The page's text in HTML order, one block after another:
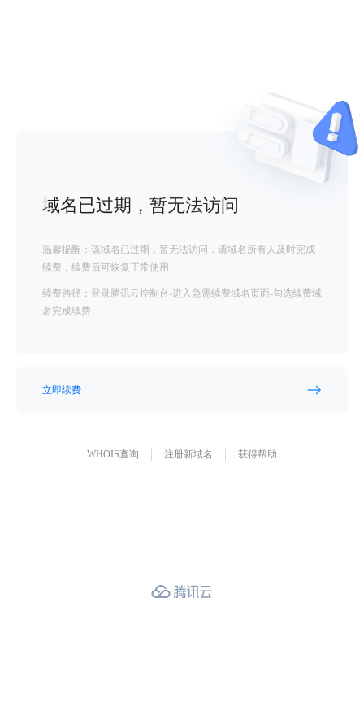
域名已过期，暂无法访问
温馨提醒：该域名已过期，暂无法访问，请域名所有人及时完成
续费，续费后可恢复正常使用
续费路径：登录腾讯云控制台-进入急需续费域名页面-勾选续费域
名完成续费
立即续费
WHOIS查询 注册新域名 获得帮助